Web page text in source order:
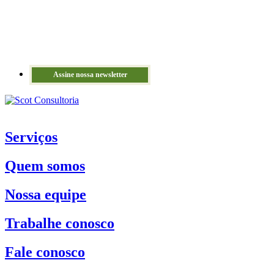
Assine nossa newsletter
Serviços
Quem somos
Nossa equipe
Trabalhe conosco
Fale conosco